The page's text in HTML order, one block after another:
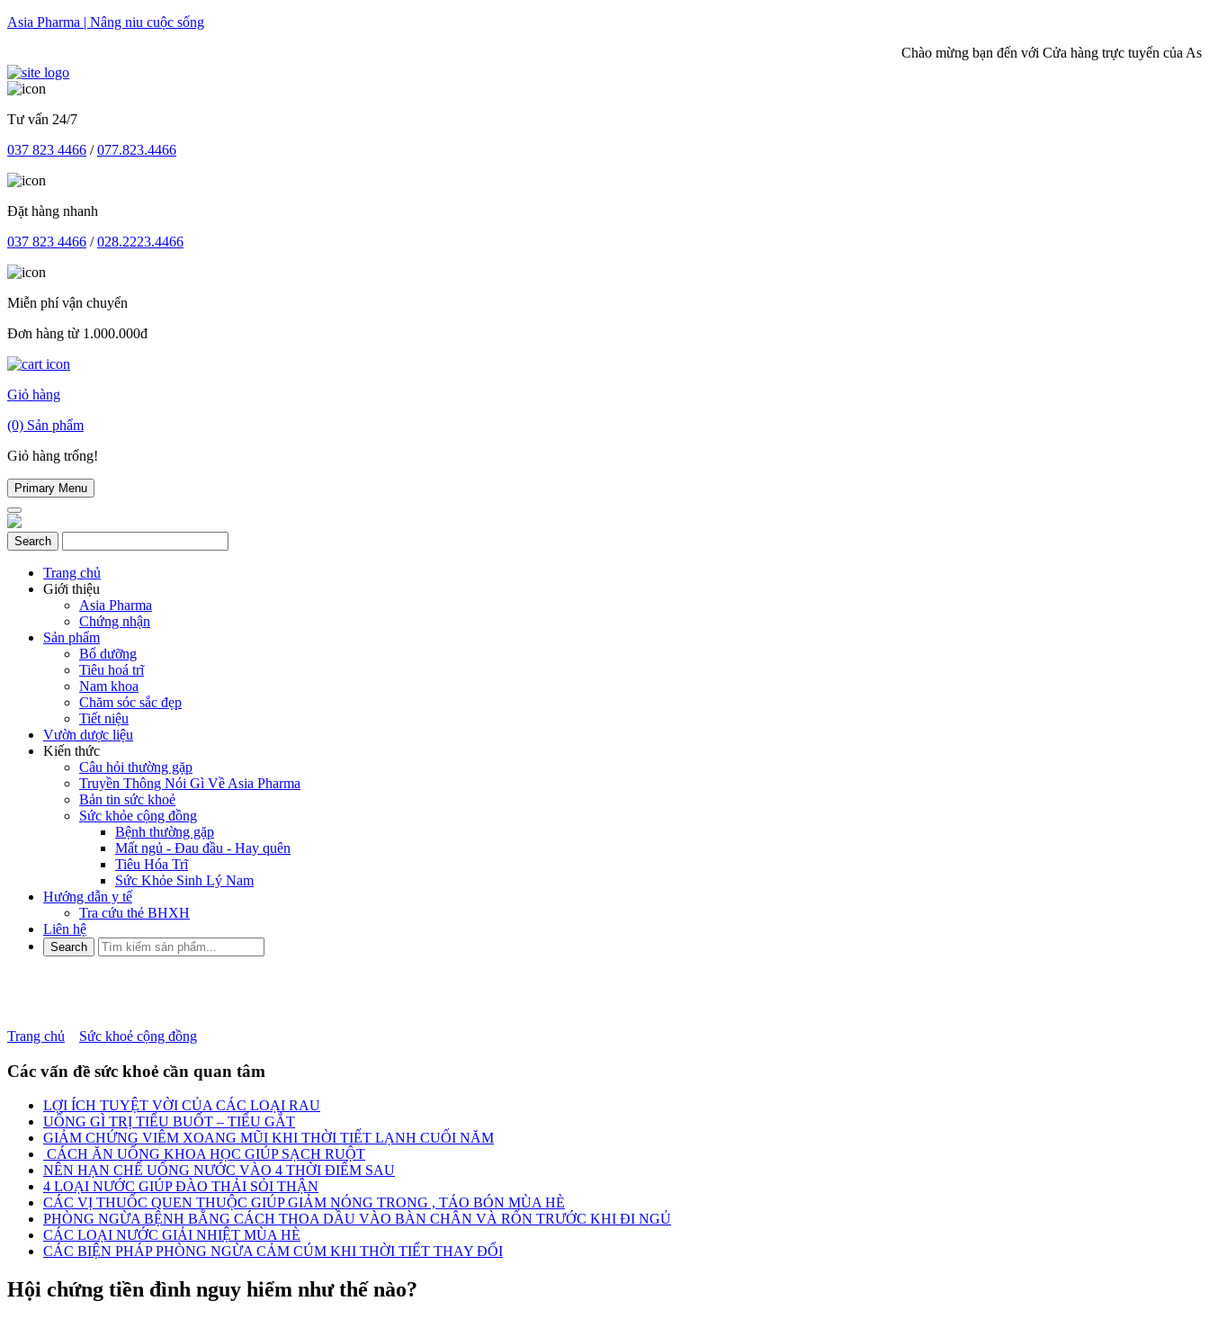
Skip
Asia Pharma | Nâng niu cuộc sống
Chào mừng bạn đến với Cửa hàng trực tuyến của Asia Pharma
Tư vấn 24/7
037 823 4466 /077.823.4466
Đặt hàng nhanh
037 823 4466 /028.2223.4466
Miễn phí vận chuyển
Đơn hàng từ 1.000.000đ
Giỏ hàng
(0) Sản phẩm
Giỏ hàng trống!
Primary Menu
Trang chủ
Giới thiệu
Asia Pharma
Chứng nhận
Sản phẩm
Bổ dưỡng
Tiêu hoá trĩ
Nam khoa
Chăm sóc sắc đẹp
Tiết niệu
Vườn dược liệu
Kiến thức
Câu hỏi thường gặp
Truyền Thông Nói Gì Về Asia Pharma
Bản tin sức khoẻ
Sức khỏe cộng đồng
Bệnh thường gặp
Mất ngủ - Đau đầu - Hay quên
Tiêu Hóa Trĩ
Sức Khỏe Sinh Lý Nam
Hướng dẫn y tế
Tra cứu thẻ BHXH
Liên hệ
Trang chủ Sức khoẻ cộng đồng
Các vấn đề sức khoẻ cần quan tâm
LỢI ÍCH TUYỆT VỜI CỦA CÁC LOẠI RAU
UỐNG GÌ TRỊ TIỂU BUỐT – TIỂU GẮT
GIẢM CHỨNG VIÊM XOANG MŨI KHI THỜI TIẾT LẠNH CUỐI NĂM
CÁCH ĂN UỐNG KHOA HỌC GIÚP SẠCH RUỘT
NÊN HẠN CHẾ UỐNG NƯỚC VÀO 4 THỜI ĐIỂM SAU
4 LOẠI NƯỚC GIÚP ĐÀO THẢI SỎI THẬN
CÁC VỊ THUỐC QUEN THUỘC GIÚP GIẢM NÓNG TRONG , TÁO BÓN MÙA HÈ
PHÒNG NGỪA BỆNH BẰNG CÁCH THOA DẦU VÀO BÀN CHÂN VÀ RỐN TRƯỚC KHI ĐI NGỦ
CÁC LOẠI NƯỚC GIẢI NHIỆT MÙA HÈ
CÁC BIỆN PHÁP PHÒNG NGỪA CẢM CÚM KHI THỜI TIẾT THAY ĐỔI
Hội chứng tiền đình nguy hiểm như thế nào?